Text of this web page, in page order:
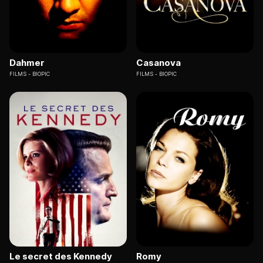
Dahmer
FILMS BIOPIC
Casanova
FILMS BIOPIC
Le secret des Kennedy Romy